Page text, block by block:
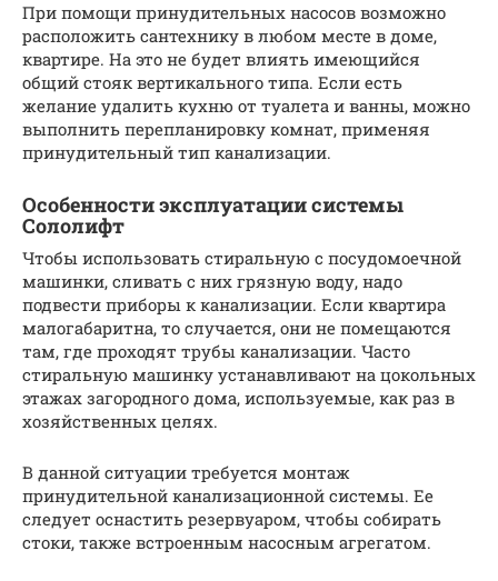
При помощи принудительных насосов возможно
расположить сантехнику в любом месте в доме,
квартире. На это не будет влиять имеющийся
общий стояк вертикального типа. Если есть
желание удалить кухню от туалета и ванны, можно
выполнить перепланировку комнат, применяя
принудительный тип канализации.
Особенности эксплуатации системы
Сололифт
Чтобы использовать стиральную с посудомоечной
машинки, сливать с них грязную воду, надо
подвести приборы к канализации. Если квартира
малогабаритна, то случается, они не помещаются
там, где проходят трубы канализации. Часто
стиральную машинку устанавливают на цокольных
этажах загородного дома, используемые, как раз в
хозяйственных целях.
В данной ситуации требуется монтаж
принудительной канализационной системы. Ее
следует оснастить резервуаром, чтобы собирать
стоки, также встроенным насосным агрегатом.